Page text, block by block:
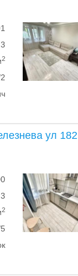
3
2
ул 182
3
2